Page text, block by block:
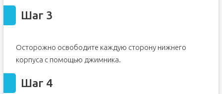
Шаг 3
Осторожно освободите каждую сторону нижнего
корпуса с помощью джимника.
Шаг 4